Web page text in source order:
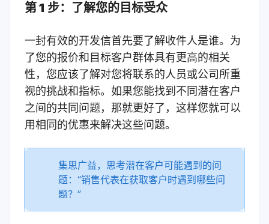
第 1 步：了解您的目标受众
一封有效的开发信首先要了解收件人是谁。 为
了您的报价和目标客户群体具有更高的相关
性，您应该了解对您将联系的人员或公司所重
视的挑战和指标。如果您能找到不同潜在客户
之间的共同问题，那就更好了，这样您就可以
用相同的优惠来解决这些问题。
集思广益，思考潜在客户可能遇到的问
题：“销售代表在获取客户时遇到哪些问
题？”